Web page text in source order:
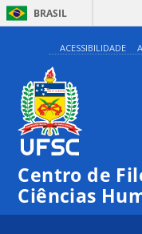
BRASIL
ACESSIBILIDADE
Centro de
Ciências